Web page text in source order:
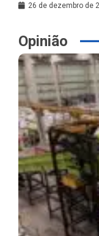
26 de dezembro de
Opinião